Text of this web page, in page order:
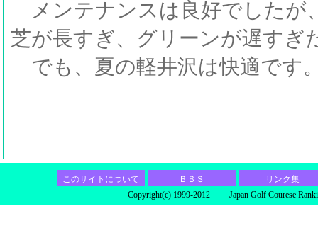
メンテナンスは良好でしたが
芝が長すぎ、グリーンが遅すぎ
でも、夏の軽井沢は快適です
このサイトについて ＢＢＳ
リンク集
Copyright(c) 1999-2012 「Japan Golf Courese